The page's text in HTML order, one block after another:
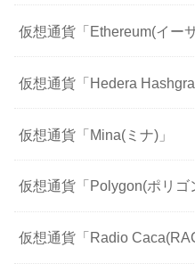
仮想通貨「Ethereum(イー
仮想通貨「Hedera
仮想通貨「Mina(ミナ)」
仮想通貨「Polygon(ポリゴ
仮想通貨「Radio